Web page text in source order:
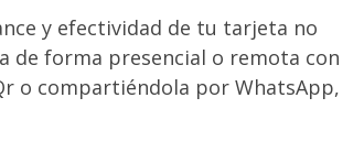
y efectividad de tu tarjeta no
de forma presencial o remota con
o compartiéndola por WhatsApp,